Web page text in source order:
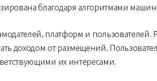
благодаря алгоритмами
платформ и пользователей.
доходом от размещений.
их интересами.